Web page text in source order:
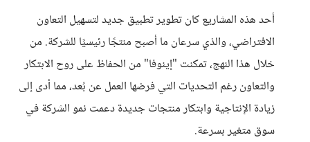
أحد هذه المشاريع كان تطوير تطبيق جديد لتسهيل التعاون
الافتراضي، والذي سرعان ما أصبح منتجًا رئيسيًا للشركة. من
خلال هذا النهج، تمكنت "إينوفا" من الحفاظ على روح الابتكار
والتعاون رغم التحديات التي فرضها العمل عن بُعد، مما أدى إلى
زيادة الإنتاجية وابتكار منتجات جديدة دعمت نمو الشركة في
سوق متغير بسرعة.